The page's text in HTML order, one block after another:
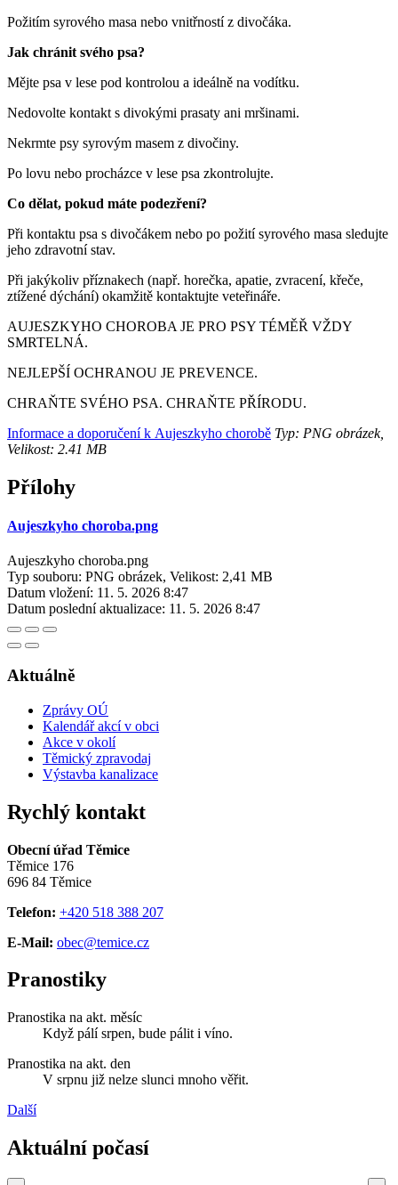
Požitím syrového masa nebo vnitřností z divočáka.
Jak chránit svého psa?
Mějte psa v lese pod kontrolou a ideálně na vodítku.
Nedovolte kontakt s divokými prasaty ani mršinami.
Nekrmte psy syrovým masem z divočiny.
Po lovu nebo procházce v lese psa zkontrolujte.
Co dělat, pokud máte podezření?
Při kontaktu psa s divočákem nebo po požití syrového masa sledujte
jeho zdravotní stav.
Při jakýkoliv příznakech (např. horečka, apatie, zvracení, křeče,
ztížené dýchání) okamžitě kontaktujte veteřináře.
AUJESZKYHO CHOROBA JE PRO PSY TÉMĚŘ VŽDY
SMRTELNÁ.
NEJLEPŠÍ OCHRANOU JE PREVENCE.
CHRAŇTE SVÉHO PSA. CHRAŇTE PŘÍRODU.
Informace a doporučení k Aujeszkyho chorobě Typ: PNG obrázek,
Velikost: 2.41 MB
Přílohy
Aujeszkyho choroba.png
Aujeszkyho choroba.png
Typ souboru: PNG obrázek, Velikost: 2,41 MB
Datum vložení: 11. 5. 2026 8:47
Datum poslední aktualizace: 11. 5. 2026 8:47
Aktuálně
Zprávy OÚ
Kalendář akcí v obci
Akce v okolí
Těmický zpravodaj
Výstavba kanalizace
Rychlý kontakt
Obecní úřad Těmice
Těmice 176
696 84 Těmice
Telefon: +420 518 388 207
E-Mail: obec@temice.cz
Pranostiky
Pranostika na akt. měsíc
Když pálí srpen, bude pálit i víno.
Pranostika na akt. den
V srpnu již nelze slunci mnoho věřit.
Další
Aktuální počasí